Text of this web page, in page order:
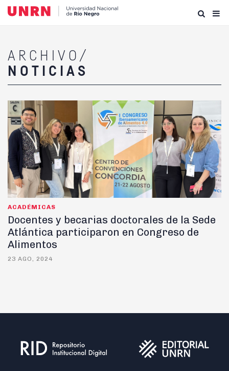
ARCHIVO/
NOTICIAS
ACADÉMICAS
Docentes y becarias doctorales de la Sede
Atlántica participaron en Congreso de
Alimentos
23 AGO, 2024